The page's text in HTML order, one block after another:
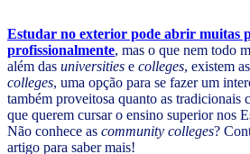
Estudar no exterior pode abrir muitas
profissionalmente, mas o que nem todo
além das universities e colleges, existem as
colleges, uma opção para se fazer um
também proveitosa quanto as tradicionais
que querem cursar o ensino superior nos
Não conhece as community colleges?
artigo para saber mais!